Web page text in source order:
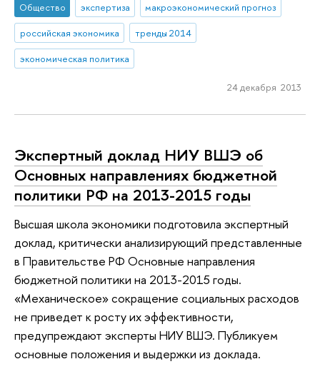
Общество экспертиза
макроэкономический прогноз
российская экономика
тренды 2014
экономическая политика
24 декабря 2013
Экспертный доклад НИУ ВШЭ об
Основных направлениях бюджетной
политики РФ на 2013-2015 годы
Высшая школа экономики подготовила экспертный
доклад, критически анализирующий представленные
в Правительстве РФ Основные направления
бюджетной политики на 2013-2015 годы.
«Механическое» сокращение социальных расходов
не приведет к росту их эффективности,
предупреждают эксперты НИУ ВШЭ. Публикуем
основные положения и выдержки из доклада.